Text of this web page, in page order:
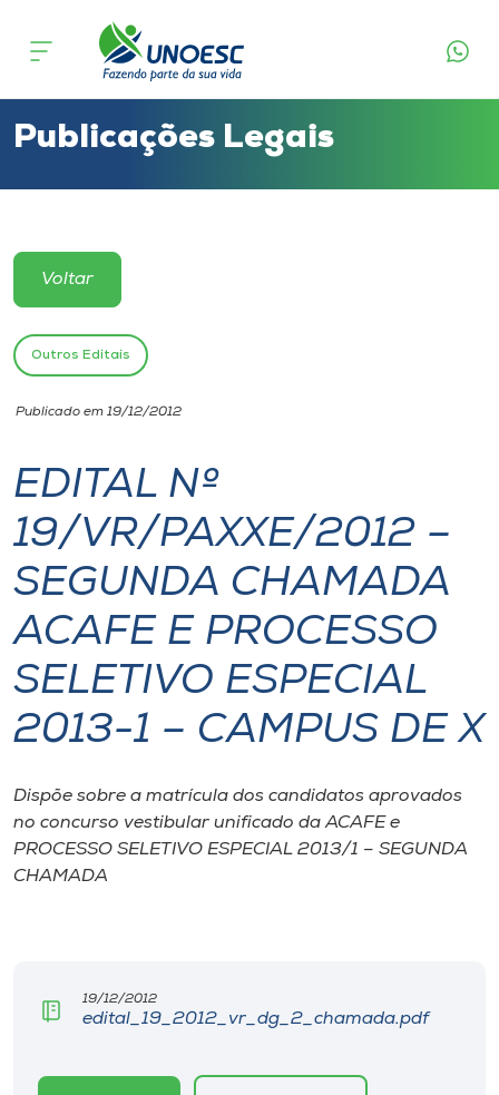
Cursos
Atendimento ao Estudante
Portal de Ensino
Unoesc
Internacionalização
I.nova
Diplomados
Cultura
CPA
Biblioteca
Editora
Museu
Unoesc
Publicações Legais
Voltar
Outros Editais
Publicado em 19/12/2012
EDITAL Nº
19/VR/PAXXE/2012 –
SEGUNDA CHAMADA
ACAFE E PROCESSO
SELETIVO ESPECIAL
2013-1 – CAMPUS DE X
Dispõe sobre a matrícula dos candidatos aprovados
no concurso vestibular unificado da ACAFE e
PROCESSO SELETIVO ESPECIAL 2013/1 – SEGUNDA
CHAMADA
19/12/2012
edital_19_2012_vr_dg_2_chamada.pdf